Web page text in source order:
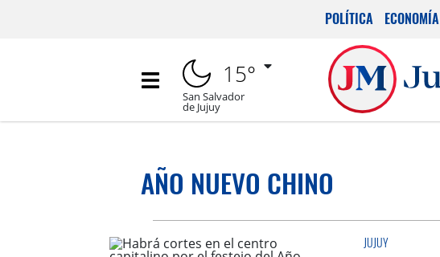
POLÍTICA ECONOMÍA
15°
San Salvador
de Jujuy
AÑO NUEVO CHINO
JUJUY